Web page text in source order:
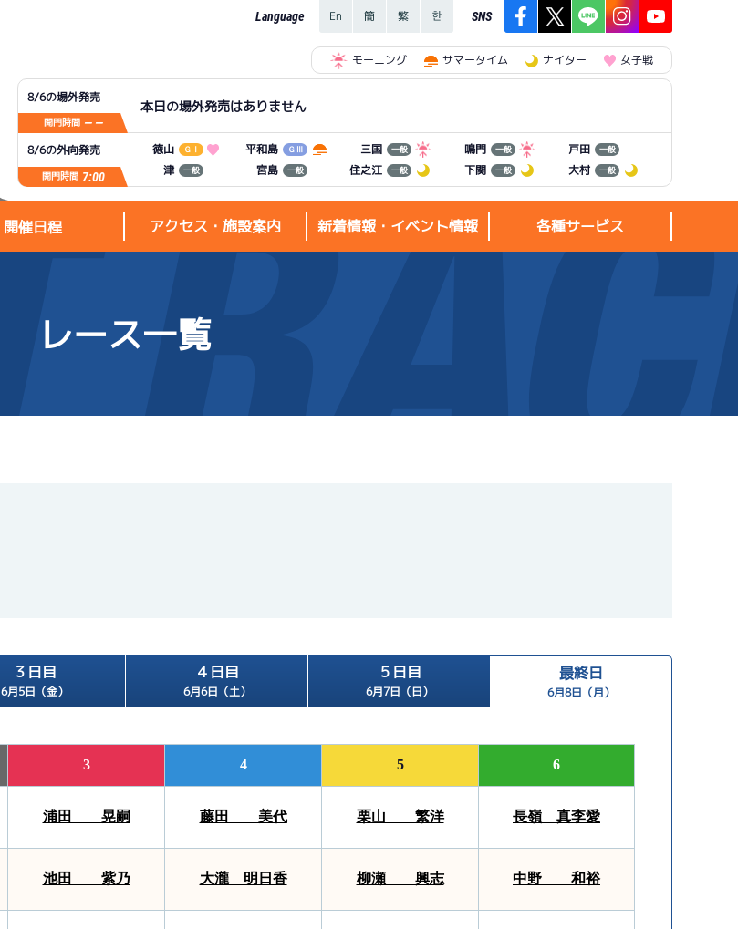
Language SNS
モーニング サマータイム ナイター 女子戦
8/6の場外発売
開門時間 — —
本日の場外発売はありません
8/6の外向発売
開門時間 7:00
徳山 ＧⅠ 平和島 ＧⅢ 三国 一般 鳴門 一般 戸田 一般
津 一般 宮島 一般 住之江 一般 下関 一般 大村 一般
開催日程 アクセス・施設案内
施設案内
外向発売所「アシ夢テラス」
新着情報・イベント情報 各種サービス
レース一覧
３日目
6月5日（金）
４日目
6月6日（土）
５日目
6月7日（日）
最終日
6月8日（月）
3 4 5 6
浦田 晃嗣 藤田 美代 栗山 繁洋 長嶺 真李愛
池田 紫乃 大瀧 明日香 柳瀬 興志 中野 和裕